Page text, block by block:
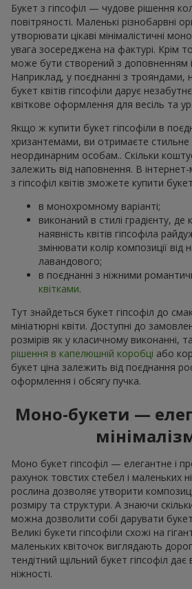
Букет з гіпсофіл — чудове рішення
повітряності. Маленькі різнобарвні
утворювати цікаві мінімалістичні
увага зосереджена на фактурі. Крім
може бути створений з доповненням
Наприклад, у поєднанні з трояндами,
букет квітів гіпсофіли дарує
квіткове оформлення для весіль та
Якщо ж купити букет гіпсофіли в
хризантемами, ви отримаєте стильне
неординарним особам.. Скільки
залежить від наповнення. В інтернет-
з гіпсофіл квітів зможете купити
в монохромному варіанті;
виконаний в стилі градієнту,
наявність квітів гіпсофіла
змінювати колір композиції
лавандового;
в поєднанні з ніжними
квітками.
Тут знайдеться букет гіпсофіл до
мініатюрні квіти. Доступні до
розмірів як у класичному виконанні,
рішення в капелюшній коробці або
букет ціна залежить від поєднання
оформлення і обсягу пучка.
Моно-букети —
Моно букет гіпсофіл — елегантне і
рахунок товстих стебел і маленьких
рослина дозволяє утворити
розміру та структури. А знаючи
можна дозволити собі дарувати
Великі букети гіпсофіли схожі на
маленьких квіточок виглядають
тендітний щільний букет гіпсофіл
ніжності.